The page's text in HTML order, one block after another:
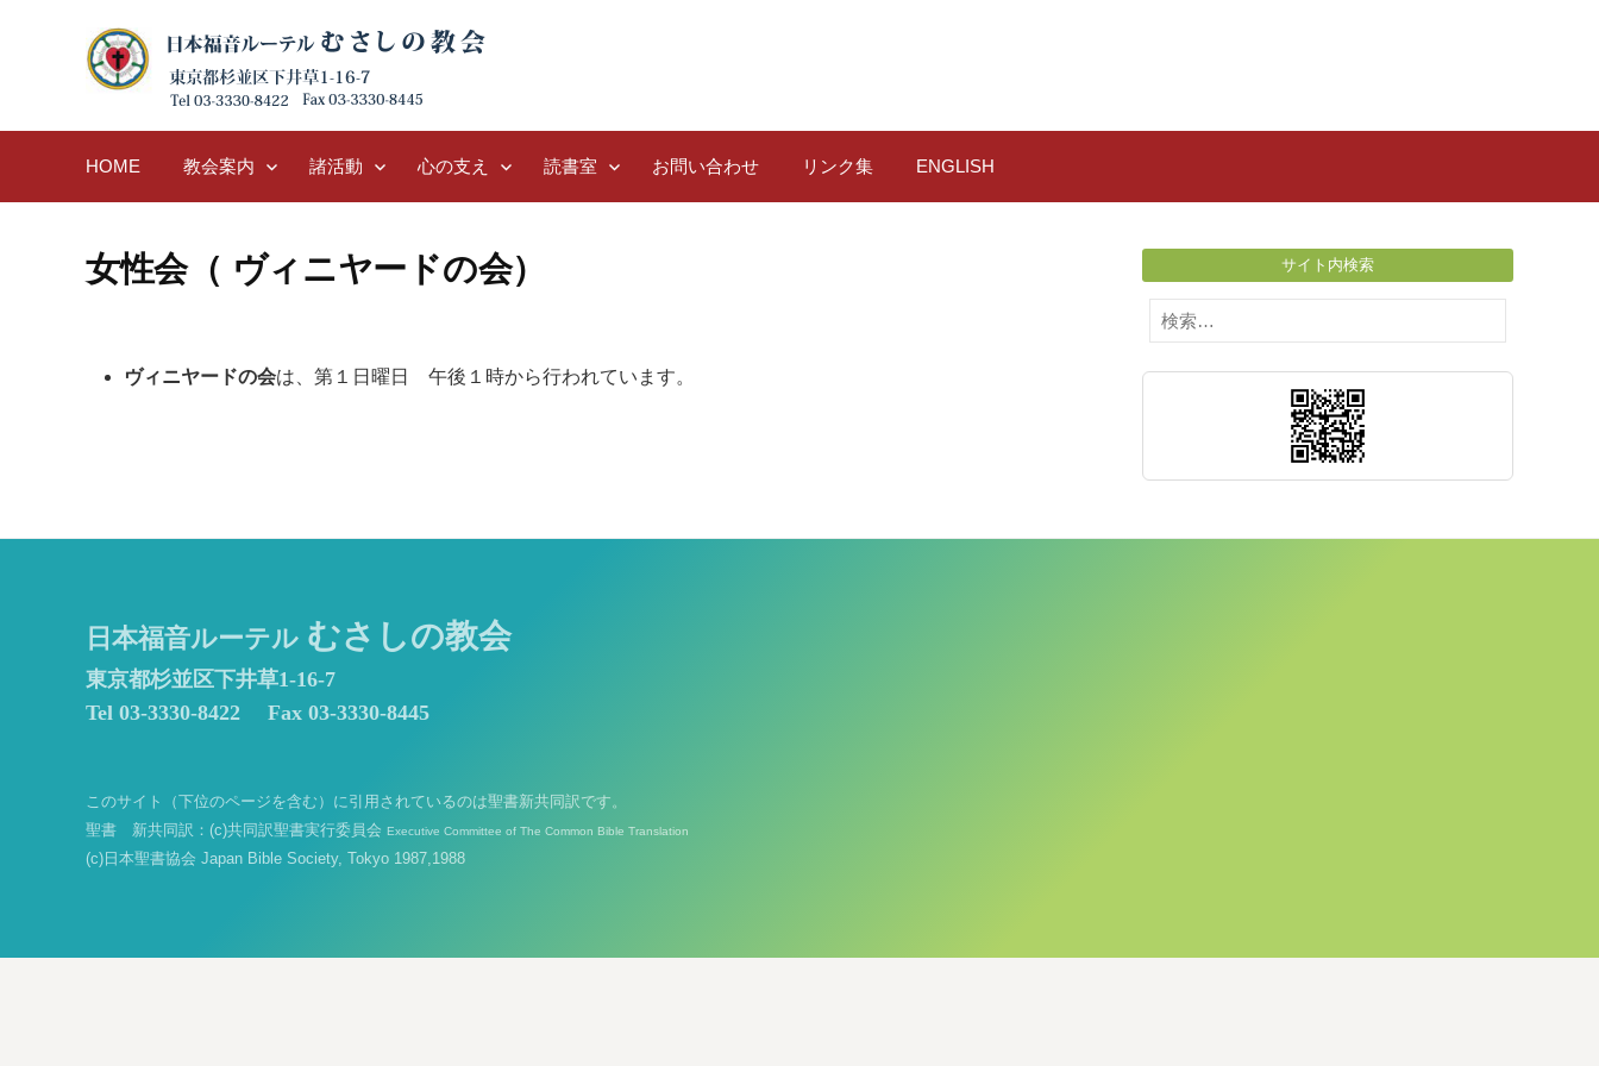
HOME 教会案内 諸活動 心の支え 読書室 お問い合わせ リンク集 ENGLISH
女性会（ ヴィニヤードの会）
ヴィニヤードの会は、第１日曜日 午後１時から行われています。
サイト内検索
検
索:
日本福音ルーテル むさしの教会
東京都杉並区下井草1-16-7
Tel 03-3330-8422
Fax 03-3330-8445
このサイト（下位のページを含む）に引用されているのは聖書新共同訳です。
聖書 新共同訳：(c)共同訳聖書実行委員会 Executive Committee of The Common Bible Translation
(c)日本聖書協会 Japan Bible Society, Tokyo 1987,1988